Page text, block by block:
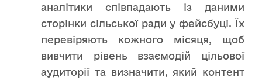
аналітики співпадають із даними
сторінки сільської ради у фейсбуці. Їх
перевіряють кожного місяця, щоб
вивчити рівень взаємодій цільової
аудиторії та визначити, який контент